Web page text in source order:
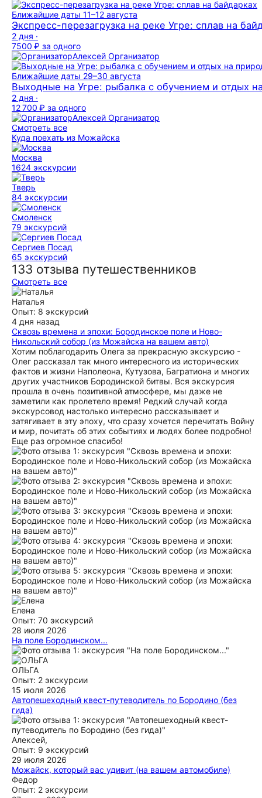
Ближайшие даты 11–12 августа
Экспресс-перезагрузка на реке Угре: сплав на
2 дня ·
7500 ₽ за одного
Алексей Организатор
Ближайшие даты 29–30 августа
Выходные на Угре: рыбалка с обучением и отдых
2 дня ·
12 700 ₽ за одного
Алексей Организатор
Смотреть все
Куда поехать из Можайска
Москва
1624 экскурсии
Тверь
84 экскурсии
Смоленск
79 экскурсий
Сергиев Посад
65 экскурсий
133 отзыва путешественников
Смотреть все
Наталья
Опыт: 8 экскурсий
4 дня назад
Сквозь времена и эпохи: Бородинское поле и Ново-
Никольский собор (из Можайска на вашем авто)
Хотим поблагодарить Олега за прекрасную экскурсию -
Олег рассказал так много интересного из исторических
фактов и жизни Наполеона, Кутузова, Багратиона и многих
других участников Бородинской битвы. Вся экскурсия
прошла в очень позитивной атмосфере, мы даже не
заметили как пролетело время! Редкий случай когда
экскурсовод настолько интересно рассказывает и
затягивает в эту эпоху, что сразу хочется перечитать Войну
и мир, почитать об этих событиях и людях более подробно!
Еще раз огромное спасибо!
Елена
Опыт: 70 экскурсий
28 июля 2026
На поле Бородинском...
Если бы можно было поставить 10 звезд, я бы поставила! 4
часа экскурсии пролетели как одно мгновение! Ян
замечательный рассказчик, очень увлеченный историей и
влюбленный в свое дело! Побольше бы таких гидов на
трипстере, однозначно рекомендую всем
интересующимся, но сомневающимся!
ещё
ОЛЬГА
Опыт: 2 экскурсии
15 июля 2026
Автопешеходный квест-путеводитель по Бородино (без
гида)
Это было очень здорово. Мой первый опыт такой
экскурсии. Давно хотела попробовать и я рада, что все
прошло удачно. Не смотря на дождь. Такая экскурсия даёт
понять, что мы отвыкли думать без интернета. А некоторые
задания реально ответов в интернете нет. В конвертах
были подсказки, но мы решили сами. Всем друзьям уже
посоветовала. Дополнительно к квесту можно взять
экскурсию в музее и посетить путевой дворец. Покушать в
Алексей,
Опыт: 9 экскурсий
29 июля 2026
Можайск, который вас удивит (на вашем автомобиле)
Поставил 4* только за то, что, к сожалению, в Можайске не
особо на что можно посмотреть и экскурсия на нашем
Федор
Опыт: 2 экскурсии